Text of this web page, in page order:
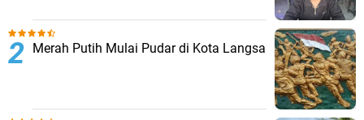
Merah Putih Mulai Pudar di Kota Langsa